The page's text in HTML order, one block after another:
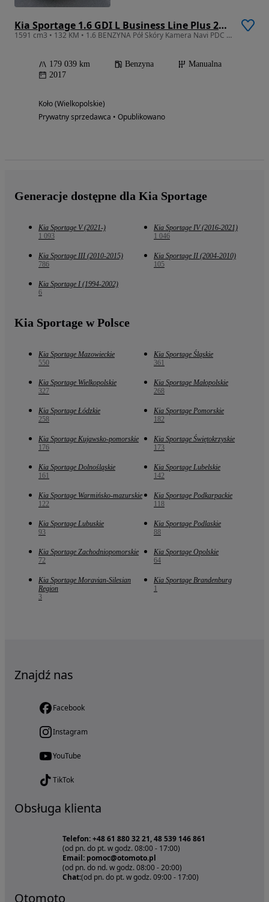
Kia Sportage 1.6 GDI L Business Line Plus 2WD
1591 cm3 • 132 KM • 1.6 BENZYNA Pół Skóry Kamera Navi PDC Zobacz Warto
179 039 km Benzyna
Manualna
2017
Koło (Wielkopolskie)
Prywatny sprzedawca • Opublikowano
Generacje dostępne dla Kia Sportage
Kia Sportage V (2021-)
1 093
Kia Sportage IV (2016-2021)
1 046
Kia Sportage III (2010-2015)
786
Kia Sportage II (2004-2010)
105
Kia Sportage I (1994-2002)
6
Kia Sportage w Polsce
Kia Sportage Mazowieckie
550
Kia Sportage Śląskie
361
Kia Sportage Wielkopolskie
327
Kia Sportage Małopolskie
268
Kia Sportage Łódzkie
258
Kia Sportage Pomorskie
182
Kia Sportage Kujawsko-pomorskie
176
Kia Sportage Świętokrzyskie
173
Kia Sportage Dolnośląskie
161
Kia Sportage Lubelskie
142
Kia Sportage Warmińsko-mazurskie
122
Kia Sportage Podkarpackie
118
Kia Sportage Lubuskie
93
Kia Sportage Podlaskie
88
Kia Sportage Zachodniopomorskie
72
Kia Sportage Opolskie
64
Kia Sportage Moravian-Silesian
Region
3
Kia Sportage Brandenburg
1
Znajdź nas
Facebook
Instagram
YouTube
TikTok
Obsługa klienta
Telefon: +48 61 880 32 21, 48 539 146 861
(od pn. do pt. w godz. 08:00 - 17:00)
Email: pomoc@otomoto.pl
(od pn. do nd. w godz. 08:00 - 20:00)
Chat:(od pn. do pt. w godz. 09:00 - 17:00)
Otomoto